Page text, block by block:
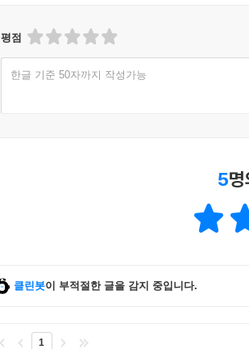
평점
한글 기준 50자까지 작성가능
5
클린봇이 부적절한 글을 감지 중입니다.
1